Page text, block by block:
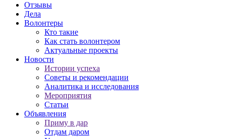
Отзывы
Дела
Волонтеры
Кто такие
Как стать волонтером
Актуальные проекты
Новости
Истории успеха
Советы и рекомендации
Аналитика и исследования
Мероприятия
Статьи
Объявления
Приму в дар
Отдам даром